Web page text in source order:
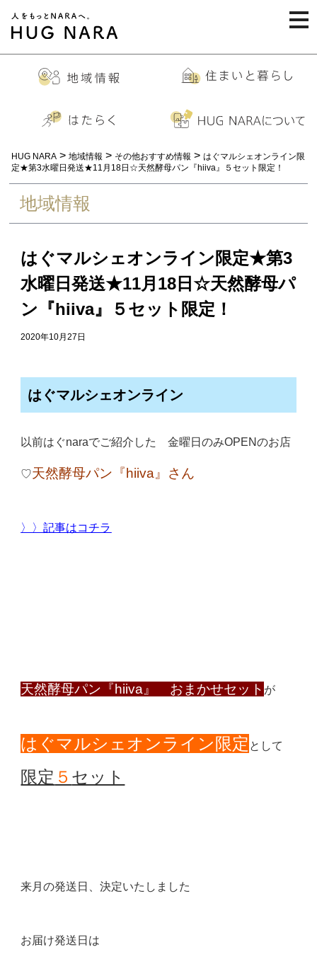
HUG NARA > 地域情報 > その他おすすめ情報 > はぐマルシェオンライン限
定★第3水曜日発送★11月18日☆天然酵母パン『hiiva』５セット限定！
地域情報
はぐマルシェオンライン限定★第3
水曜日発送★11月18日☆天然酵母パ
ン『hiiva』５セット限定！
2020年10月27日
はぐマルシェオンライン
以前はぐnaraでご紹介した 金曜日のみOPENのお店
♡天然酵母パン『hiiva』さん
〉〉記事はコチラ
天然酵母パン『hiiva』 おまかせセット が
はぐマルシェオンライン限定 として
限定 ５ セット
来月の発送日、決定いたしました
お届け発送日は